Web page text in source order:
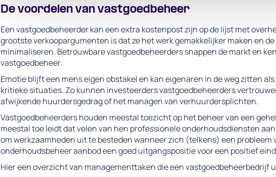
De voordelen van vastgoedbeheer
Een vastgoedbeheerder kan een extra kostenpost zijn op de lijst met
grootste verkoopargumenten is dat ze het werk gemakkelijker maken en
minimaliseren. Betrouwbare vastgoedbeheerders snappen de markt en
vastgoedbeheer.
Emotie blijft een mens eigen obstakel en kan eigenaren in de weg zitten
kritieke situaties. Zo kunnen investeerders vastgoedbeheerders
afwijkende huurdersgedrag of het managen van verhuurdersplichten.
Vastgoedbeheerders houden meestal toezicht op het beheer van een
meestal toe leidt dat velen van hen professionele onderhoudsdiensten
om werkzaamheden uit te besteden wanneer zich (telkens) een probleem
onderhoudsbeheer aanbod een goed uitgangspositie voor een positief
Hier een overzicht van managementtaken die een vastgoedbeheerbedrijf